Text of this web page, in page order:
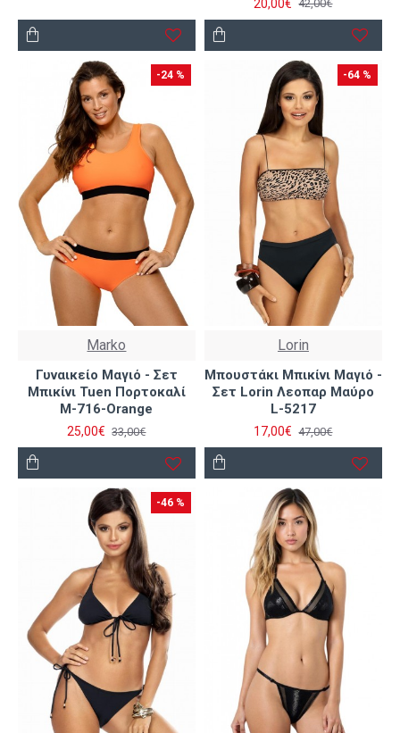
20,00€ 42,00€
-24 %
Marko
Γυναικείο Μαγιό - Σετ
Μπικίνι Tuen Πορτοκαλί
M-716-Orange
25,00€ 33,00€
-64 %
Lorin
Μπουστάκι Μπικίνι Μαγιό -
Σετ Lorin Λεοπαρ Μαύρο
L-5217
17,00€ 47,00€
-46 %